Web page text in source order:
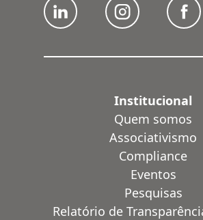
Institucional
Quem somos
Associativismo
Compliance
Eventos
Pesquisas
Relatório de